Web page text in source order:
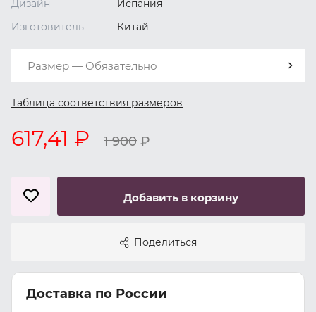
Дизайн
Испания
Изготовитель
Китай
Размер — Обязательно
Таблица соответствия размеров
617,41 ₽ 1 900 ₽
Добавить в корзину
Поделиться
Доставка по России